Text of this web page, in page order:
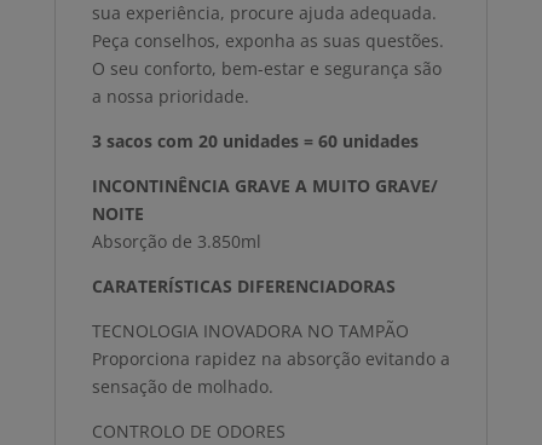
sua experiência, procure ajuda adequada.
Peça conselhos, exponha as suas questões.
O seu conforto, bem-estar e segurança são
a nossa prioridade.
3 sacos com 20 unidades = 60 unidades
INCONTINÊNCIA GRAVE A MUITO GRAVE/
NOITE
Absorção de 3.850ml
CARATERÍSTICAS DIFERENCIADORAS
TECNOLOGIA INOVADORA NO TAMPÃO
Proporciona rapidez na absorção evitando a
sensação de molhado.
CONTROLO DE ODORES